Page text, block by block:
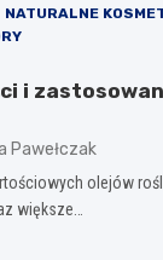
NATURALNE
i
Pawełczak
olejów
większe…